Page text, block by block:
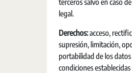
terceros salvo en caso
legal.
Derechos:acceso,
supresión, limitación,
portabilidad de los datos
condiciones